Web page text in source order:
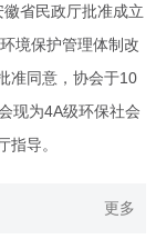
省民政厅批准成立
境保护管理体制改
准同意，协会于10
现为4A级环保社会
导。
更多